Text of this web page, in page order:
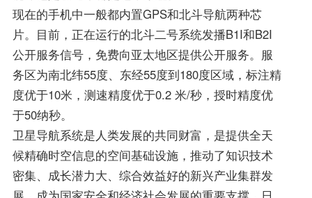
现在的手机中一般都内置GPS和北斗导航两种芯
片。目前，正在运行的北斗二号系统发播B1I和B2I
公开服务信号，免费向亚太地区提供公开服务。服
务区为南北纬55度、东经55度到180度区域，标注精
度优于10米，测速精度优于0.2 米/秒，授时精度优
于50纳秒。
卫星导航系统是人类发展的共同财富，是提供全天
候精确时空信息的空间基础设施，推动了知识技术
密集、成长潜力大、综合效益好的新兴产业集群发